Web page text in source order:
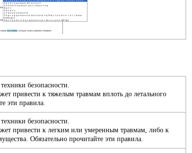
безопасности.
привести к тяжелым травмам вплоть до летального
эти правила.
безопасности.
привести к легким или умеренным травмам, либо к
Обязательно прочитайте эти правила.